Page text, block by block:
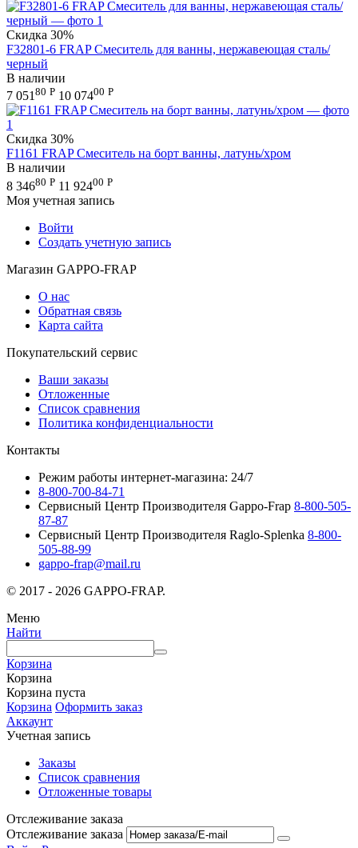
Скидка 30%
F32801-6 FRAP Смеситель для ванны, нержавеющая сталь/
черный
В наличии
7 05180 Р 10 07400 Р
Скидка 30%
F1161 FRAP Смеситель на борт ванны, латунь/хром
В наличии
8 34680 Р 11 92400 Р
Моя учетная запись
Войти
Создать учетную запись
Магазин GAPPO-FRAP
О нас
Обратная связь
Карта сайта
Покупательский сервис
Ваши заказы
Отложенные
Список сравнения
Политика конфиденциальности
Контакты
Режим работы интернет-магазина: 24/7
8-800-700-84-71
Сервисный Центр Производителя Gappo-Frap 8-800-505-
87-87
Сервисный Центр Производителя Raglo-Splenka 8-800-
505-88-99
gappo-frap@mail.ru
© 2017 - 2026 GAPPO-FRAP.
Меню
Найти
Корзина
Корзина
Корзина пуста
Корзина Оформить заказ
Аккаунт
Учетная запись
Заказы
Список сравнения
Отложенные товары
Отслеживание заказа
Отслеживание заказа